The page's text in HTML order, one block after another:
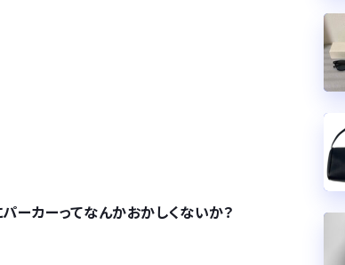
ーカーってなんかおかしくないか？